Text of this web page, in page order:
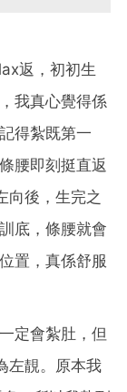
返，初初生
我真心覺得係
得紮既第一
腰即刻挺直返
向後，生完之
底，條腰就會
置，真係舒服
定會紮肚，但
左靚。原本我